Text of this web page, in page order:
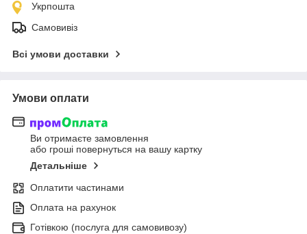
Укрпошта
Самовивіз
Всі умови доставки
Умови оплати
Ви отримаєте замовлення
або гроші повернуться на вашу картку
Детальніше
Оплатити частинами
Оплата на рахунок
Готівкою (послуга для самовивозу)